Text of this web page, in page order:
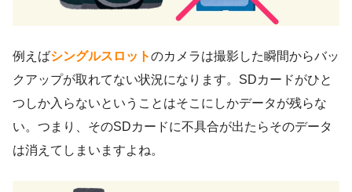
例えばシングルスロットのカメラは撮影した瞬間からバッ
クアップが取れてない状況になります。SDカードがひと
つしか入らないということはそこにしかデータが残らな
い。つまり、そのSDカードに不具合が出たらそのデータ
は消えてしまいますよね。